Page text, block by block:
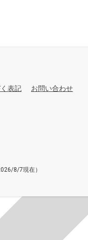
表記 お問い合わせ
8/7現在）